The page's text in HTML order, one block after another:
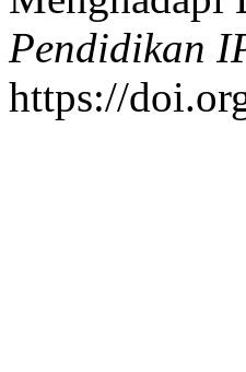
Pendidikan
https://